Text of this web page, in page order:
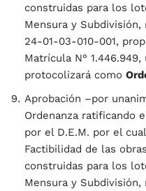
construidas para los
Mensura y
24-01-03-010-001,
Matrícula N°
protocolizará como
Aprobación –por
Ordenanza ratificando
por el D.E.M. por el
Factibilidad de las
construidas para los
Mensura y